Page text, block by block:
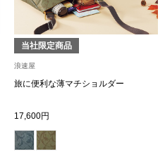
当社限定商品
浪速屋
旅に便利な薄マチショルダー
17,600円